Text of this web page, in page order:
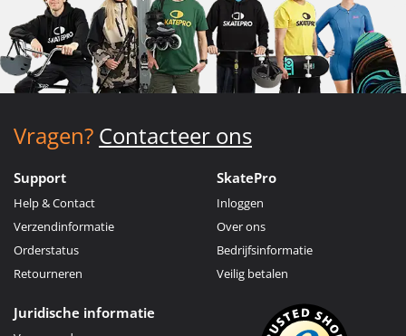
Vragen? Contacteer ons
Support
Help & Contact
Verzendinformatie
Orderstatus
Retourneren
SkatePro
Inloggen
Over ons
Bedrijfsinformatie
Veilig betalen
Juridische informatie